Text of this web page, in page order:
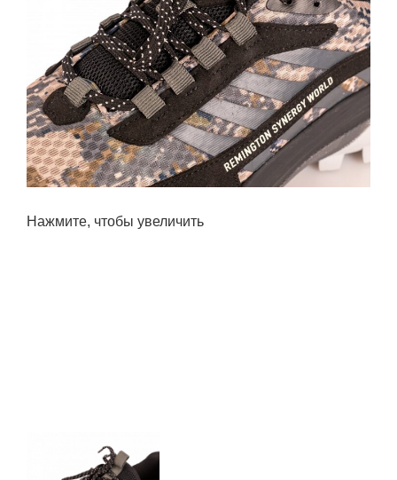
Нажмите, чтобы увеличить